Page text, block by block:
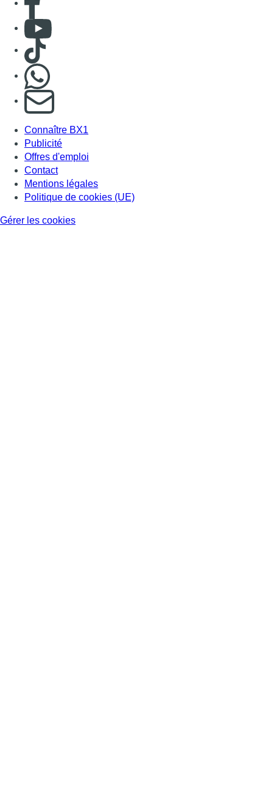
Consulter Youtube
Consulter TikTok
S'abonner à notre newsletter
Connaître BX1
Publicité
Offres d'emploi
Contact
Mentions légales
Politique de cookies (UE)
Gérer les cookies